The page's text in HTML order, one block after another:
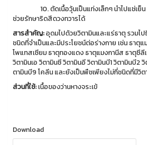
10. ตัดเนื้อวุ้นเป็นแท่งเล็กๆ นำไปแช่เย็น
ช่วยรักษาริดสีดวงทวารได้
สารสำคัญ:อุดมไปด้วยวิตามินและแร่ธาตุ รวมไ
ชนิดที่จำเป็นและมีประโยชน์ต่อร่างกาย เช่น ธาตุแ
โพแทสเซียม ธาตุทองแดง ธาตุแมงกานีส ธาตุซีลี
วิตามินเอ วิตามินซี วิตามินอี วิตามินบี1 วิตามินบี2
ตามินบี9 โคลีน และยังเป็นพืชเพียงไม่กี่ชนิดที่มีวิต
ส่วนที่ใช้:เนื้อของว่านหางจระเข้
Download